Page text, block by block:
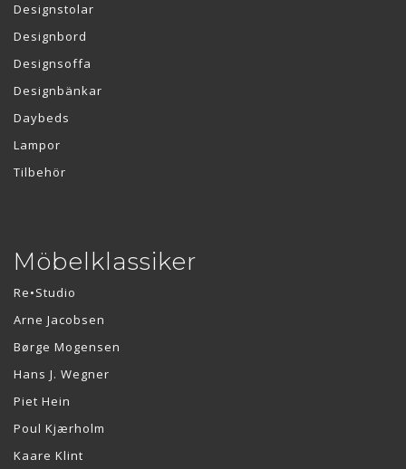
Designstolar
Designbord
Designsoffa
Designbänkar
Daybeds
Lampor
Tilbehör
Möbelklassiker
Re•Studio
Arne Jacobsen
Børge Mogensen
Hans J. Wegner
Piet Hein
Poul Kjærholm
Kaare Klint